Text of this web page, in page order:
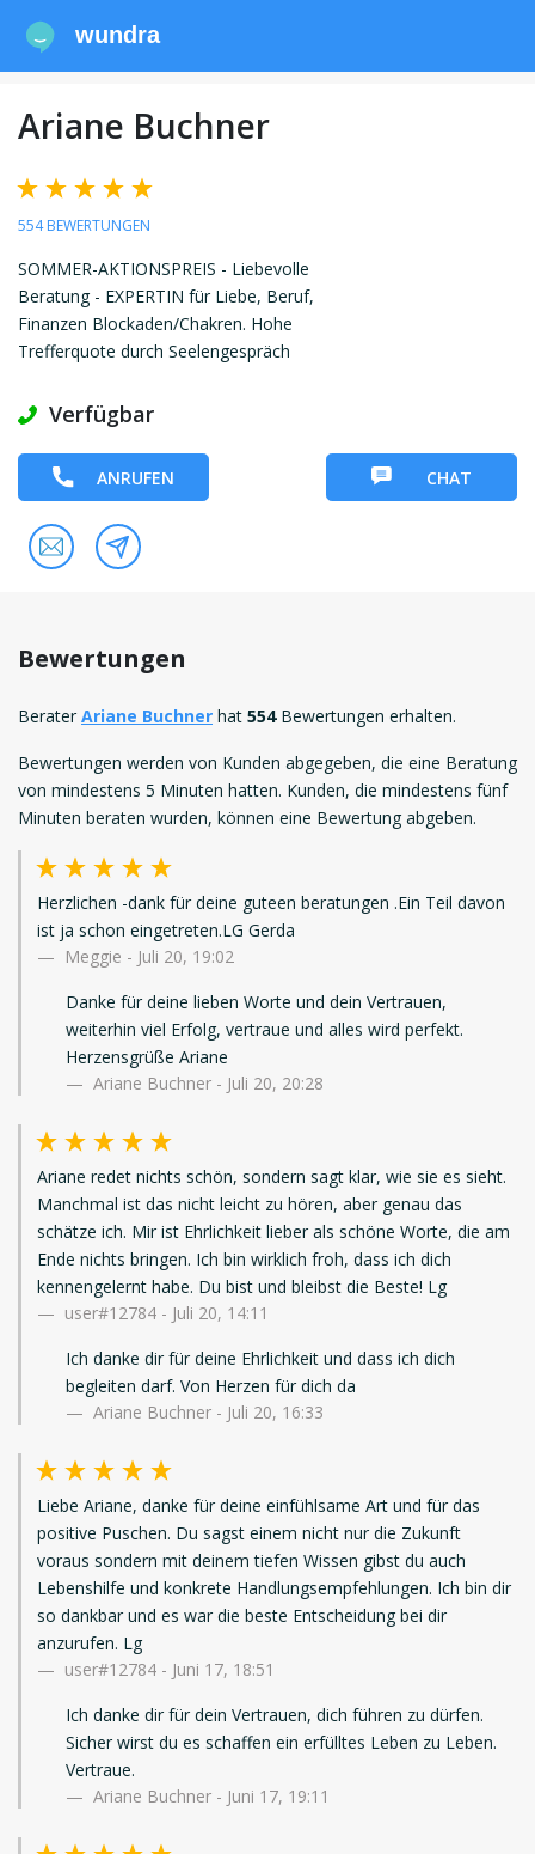
wundra
Ariane Buchner
554 BEWERTUNGEN
SOMMER-AKTIONSPREIS - Liebevolle
Beratung - EXPERTIN für Liebe, Beruf,
Finanzen Blockaden/Chakren. Hohe
Trefferquote durch Seelengespräch
Verfügbar
ANRUFEN CHAT
Bewertungen
BeraterAriane Buchner hat 554Bewertungen erhalten.
Bewertungen werden von Kunden abgegeben, die eine Beratung
von mindestens 5 Minuten hatten. Kunden, die mindestens fünf
Minuten beraten wurden, können eine Bewertung abgeben.
Herzlichen -dank für deine guteen beratungen .Ein Teil davon
ist ja schon eingetreten.LG Gerda
Meggie - Juli 20, 19:02
Danke für deine lieben Worte und dein Vertrauen,
weiterhin viel Erfolg, vertraue und alles wird perfekt.
Herzensgrüße Ariane
Ariane Buchner - Juli 20, 20:28
Ariane redet nichts schön, sondern sagt klar, wie sie es sieht.
Manchmal ist das nicht leicht zu hören, aber genau das
schätze ich. Mir ist Ehrlichkeit lieber als schöne Worte, die am
Ende nichts bringen. Ich bin wirklich froh, dass ich dich
kennengelernt habe. Du bist und bleibst die Beste! Lg
user#12784 - Juli 20, 14:11
Ich danke dir für deine Ehrlichkeit und dass ich dich
begleiten darf. Von Herzen für dich da
Ariane Buchner - Juli 20, 16:33
Liebe Ariane, danke für deine einfühlsame Art und für das
positive Puschen. Du sagst einem nicht nur die Zukunft
voraus sondern mit deinem tiefen Wissen gibst du auch
Lebenshilfe und konkrete Handlungsempfehlungen. Ich bin dir
so dankbar und es war die beste Entscheidung bei dir
anzurufen. Lg
user#12784 - Juni 17, 18:51
Ich danke dir für dein Vertrauen, dich führen zu dürfen.
Sicher wirst du es schaffen ein erfülltes Leben zu Leben.
Vertraue.
Ariane Buchner - Juni 17, 19:11